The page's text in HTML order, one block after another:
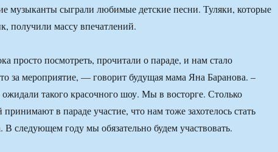
музыканты сыграли любимые детские песни. Туляки, которые
получили массу впечатлений.
посмотреть, прочитали о параде, и нам стало
за мероприятие, — говорит будущая мама Яна Баранова. –
ожидали такого красочного шоу. Мы в восторге. Столько
принимают в параде участие, что нам тоже захотелось стать
В следующем году мы обязательно будем участвовать.